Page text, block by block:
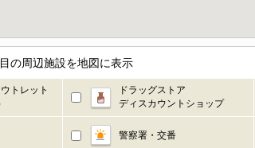
の周辺施設を地図に表示
トレット
ドラッグストア
ディスカウントショップ
警察署・交番